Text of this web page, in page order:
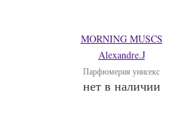
MORNING MUSCS
Alexandre.J
Парфюмерия унисекс
нет в наличии